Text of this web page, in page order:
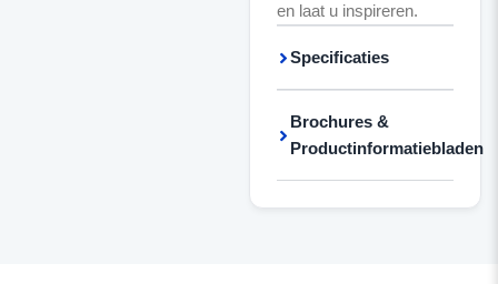
en laat u inspireren.
Specificaties
Brochures &
Productinformatiebladen